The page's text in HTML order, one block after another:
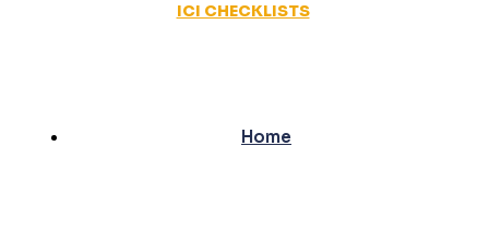
ICI CHECKLISTS
Home